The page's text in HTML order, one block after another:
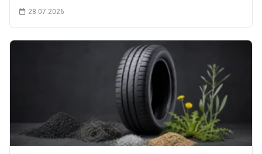
28.07.2026